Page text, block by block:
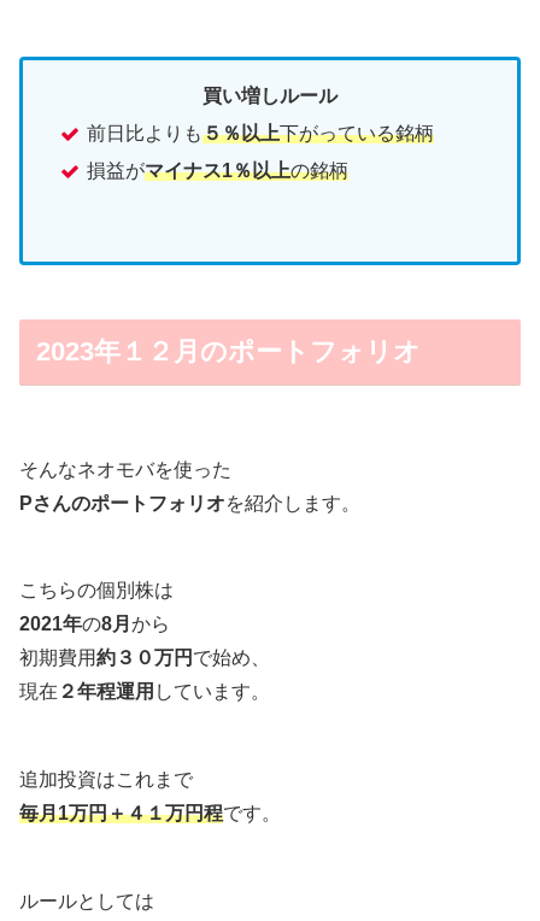
買い増しルール
前日比よりも５％以上下がっている銘柄
損益がマイナス1％以上の銘柄
2023年１２月のポートフォリオ
そんなネオモバを使った
Pさんのポートフォリオを紹介します。
こちらの個別株は
2021年の8月 から
初期費用約３０万円 で始め、
現在 ２年程運用 しています。
追加投資はこれまで
毎月1万円＋４１万円程です。
ルールとしては